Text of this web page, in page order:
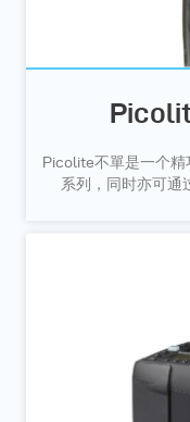
Picolite不單是一个
系列，同时亦可通